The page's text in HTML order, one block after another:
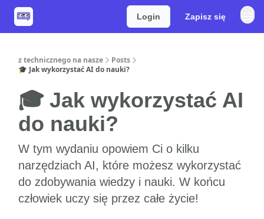
Login Zapisz się
z technicznego na nasze
Posts
🎓 Jak wykorzystać AI do nauki?
🎓 Jak wykorzystać AI
do nauki?
W tym wydaniu opowiem Ci o kilku
narzędziach AI, które możesz wykorzystać
do zdobywania wiedzy i nauki. W końcu
człowiek uczy się przez całe życie!